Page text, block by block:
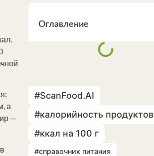
а
—
Оглавление
#ScanFood.AI
#калорийность продуктов
#ккал на 100 г
#справочник питания